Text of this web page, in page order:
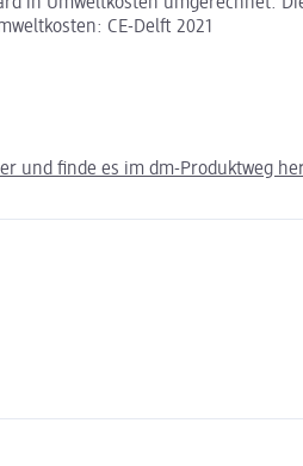
CE-Delft 2021
und finde es im dm-Produktweg